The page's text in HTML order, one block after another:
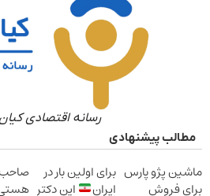
رسانه اقتصادی کیان آنلاین
پارس برای اولین بار در
ایران
این دکتر
صاحب فروشگاه
هستی؟ وام تا ۳